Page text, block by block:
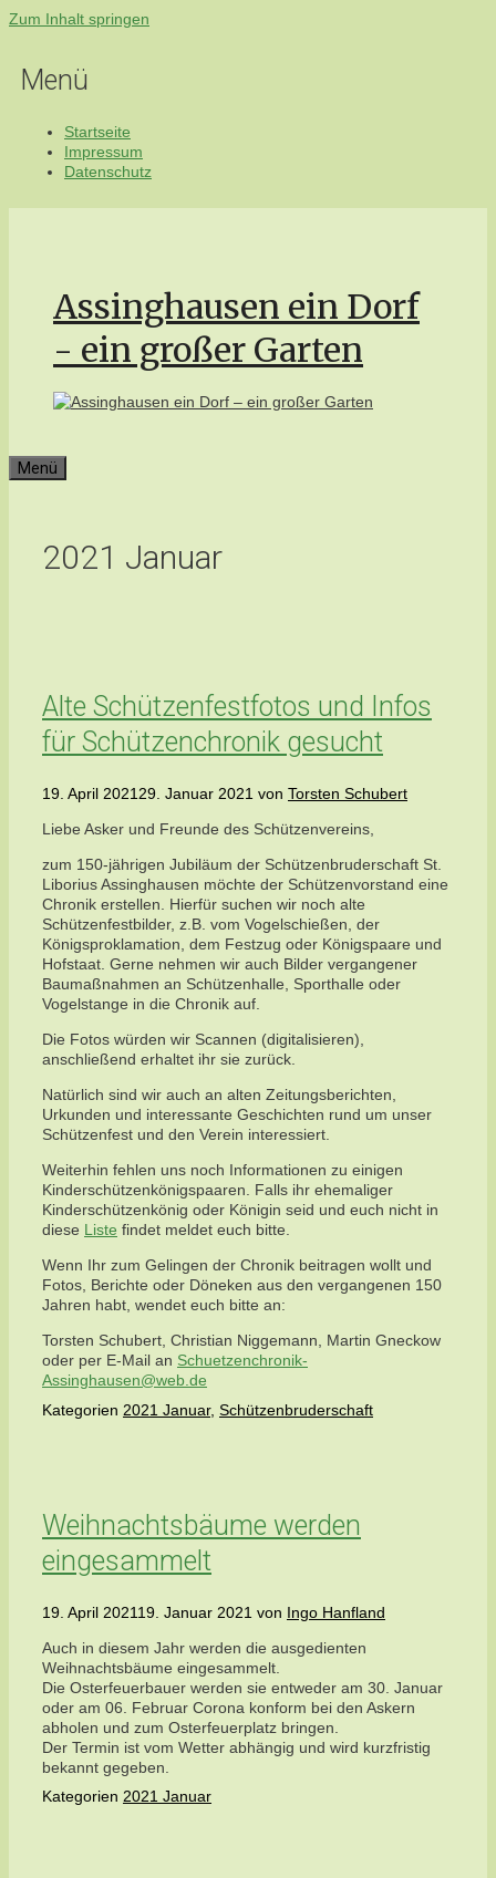
Zum Inhalt springen
Menü
Startseite
Impressum
Datenschutz
Assinghausen ein Dorf
- ein großer Garten
Menü
2021 Januar
Alte Schützenfestfotos und Infos
für Schützenchronik gesucht
19. April 2021 29. Januar 2021 von Torsten Schubert
Liebe Asker und Freunde des Schützenvereins,
zum 150-jährigen Jubiläum der Schützenbruderschaft St.
Liborius Assinghausen möchte der Schützenvorstand eine
Chronik erstellen. Hierfür suchen wir noch alte
Schützenfestbilder, z.B. vom Vogelschießen, der
Königsproklamation, dem Festzug oder Königspaare und
Hofstaat. Gerne nehmen wir auch Bilder vergangener
Baumaßnahmen an Schützenhalle, Sporthalle oder
Vogelstange in die Chronik auf.
Die Fotos würden wir Scannen (digitalisieren),
anschließend erhaltet ihr sie zurück.
Natürlich sind wir auch an alten Zeitungsberichten,
Urkunden und interessante Geschichten rund um unser
Schützenfest und den Verein interessiert.
Weiterhin fehlen uns noch Informationen zu einigen
Kinderschützenkönigspaaren. Falls ihr ehemaliger
Kinderschützenkönig oder Königin seid und euch nicht in
diese Liste findet meldet euch bitte.
Wenn Ihr zum Gelingen der Chronik beitragen wollt und
Fotos, Berichte oder Döneken aus den vergangenen 150
Jahren habt, wendet euch bitte an:
Torsten Schubert, Christian Niggemann, Martin Gneckow
oder per E-Mail an Schuetzenchronik-
Assinghausen@web.de
Kategorien 2021 Januar, Schützenbruderschaft
Weihnachtsbäume werden
eingesammelt
19. April 202119. Januar 2021 von Ingo Hanfland
Auch in diesem Jahr werden die ausgedienten
Weihnachtsbäume eingesammelt.
Die Osterfeuerbauer werden sie entweder am 30. Januar
oder am 06. Februar Corona konform bei den Askern
abholen und zum Osterfeuerplatz bringen.
Der Termin ist vom Wetter abhängig und wird kurzfristig
bekannt gegeben.
Kategorien 2021 Januar